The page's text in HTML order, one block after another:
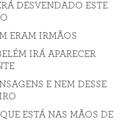
DESVENDADO ESTE
ERAM IRMÃOS
IRÁ APARECER
E NEM DESSE
ESTÁ NAS MÃOS DE